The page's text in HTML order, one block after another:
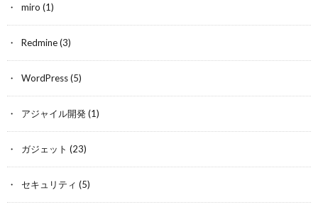
miro (1)
Redmine(3)
WordPress(5)
アジャイル開発(1)
ガジェット (23)
セキュリティ (5)